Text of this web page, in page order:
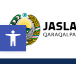
Open toolbar
content